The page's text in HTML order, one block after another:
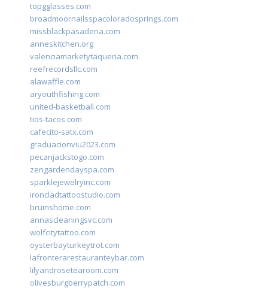
topgglasses.com
broadmoornailsspacoloradosprings.com
missblackpasadena.com
anneskitchen.org
valenciamarketytaqueria.com
reefrecordsllc.com
alawaffle.com
aryouthfishing.com
united-basketball.com
tios-tacos.com
cafecito-satx.com
graduacionviu2023.com
pecanjackstogo.com
zengardendayspa.com
sparklejewelryinc.com
ironcladtattoostudio.com
bruinshome.com
annascleaningsvc.com
wolfcitytattoo.com
oysterbayturkeytrot.com
lafronterarestauranteybar.com
lilyandrosetearoom.com
olivesburgberrypatch.com